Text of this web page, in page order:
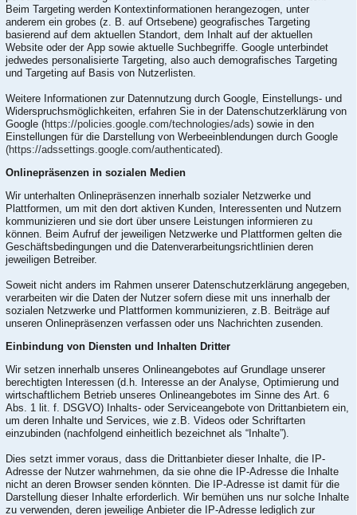
Beim Targeting werden Kontextinformationen herangezogen, unter
anderem ein grobes (z. B. auf Ortsebene) geografisches Targeting
basierend auf dem aktuellen Standort, dem Inhalt auf der aktuellen
Website oder der App sowie aktuelle Suchbegriffe. Google unterbindet
jedwedes personalisierte Targeting, also auch demografisches Targeting
und Targeting auf Basis von Nutzerlisten.
Weitere Informationen zur Datennutzung durch Google, Einstellungs- und
Widerspruchsmöglichkeiten, erfahren Sie in der Datenschutzerklärung von
Google (https://policies.google.com/technologies/ads) sowie in den
Einstellungen für die Darstellung von Werbeeinblendungen durch Google
(https://adssettings.google.com/authenticated).
Onlinepräsenzen in sozialen Medien
Wir unterhalten Onlinepräsenzen innerhalb sozialer Netzwerke und
Plattformen, um mit den dort aktiven Kunden, Interessenten und Nutzern
kommunizieren und sie dort über unsere Leistungen informieren zu
können. Beim Aufruf der jeweiligen Netzwerke und Plattformen gelten die
Geschäftsbedingungen und die Datenverarbeitungsrichtlinien deren
jeweiligen Betreiber.
Soweit nicht anders im Rahmen unserer Datenschutzerklärung angegeben,
verarbeiten wir die Daten der Nutzer sofern diese mit uns innerhalb der
sozialen Netzwerke und Plattformen kommunizieren, z.B. Beiträge auf
unseren Onlinepräsenzen verfassen oder uns Nachrichten zusenden.
Einbindung von Diensten und Inhalten Dritter
Wir setzen innerhalb unseres Onlineangebotes auf Grundlage unserer
berechtigten Interessen (d.h. Interesse an der Analyse, Optimierung und
wirtschaftlichem Betrieb unseres Onlineangebotes im Sinne des Art. 6
Abs. 1 lit. f. DSGVO) Inhalts- oder Serviceangebote von Drittanbietern ein,
um deren Inhalte und Services, wie z.B. Videos oder Schriftarten
einzubinden (nachfolgend einheitlich bezeichnet als “Inhalte”).
Dies setzt immer voraus, dass die Drittanbieter dieser Inhalte, die IP-
Adresse der Nutzer wahrnehmen, da sie ohne die IP-Adresse die Inhalte
nicht an deren Browser senden könnten. Die IP-Adresse ist damit für die
Darstellung dieser Inhalte erforderlich. Wir bemühen uns nur solche Inhalte
zu verwenden, deren jeweilige Anbieter die IP-Adresse lediglich zur